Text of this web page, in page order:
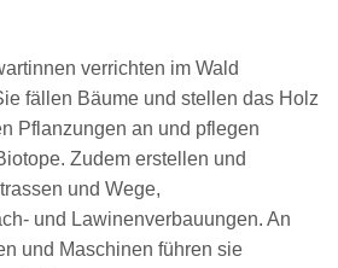
verrichten im Wald
fällen Bäume und stellen das Holz
Pflanzungen an und pflegen
Zudem erstellen und
und Wege,
und Lawinenverbauungen. An
und Maschinen führen sie